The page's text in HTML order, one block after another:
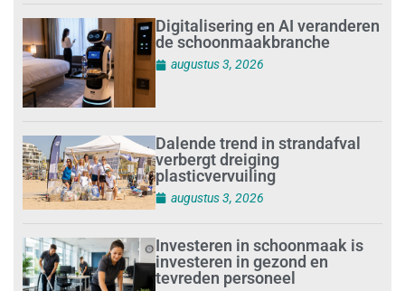
Digitalisering en AI veranderen
de schoonmaakbranche
augustus 3, 2026
Dalende trend in strandafval
verbergt dreiging
plasticvervuiling
augustus 3, 2026
Investeren in schoonmaak is
investeren in gezond en
tevreden personeel